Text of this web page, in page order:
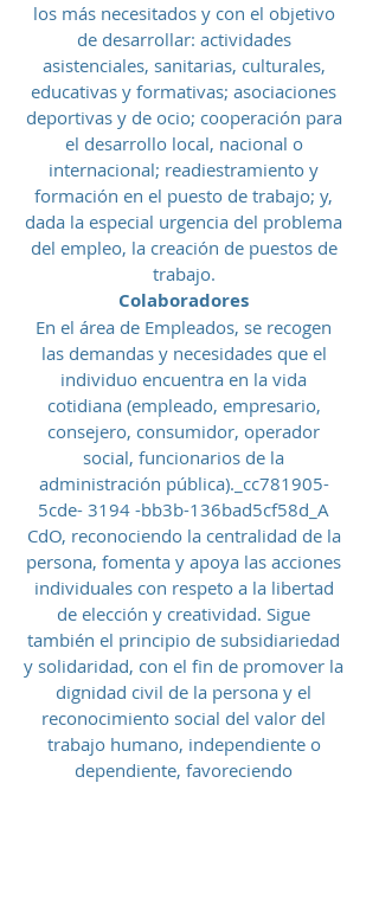
los más necesitados y con el objetivo
de desarrollar: actividades
asistenciales, sanitarias, culturales,
educativas y formativas; asociaciones
deportivas y de ocio; cooperación para
el desarrollo local, nacional o
internacional; readiestramiento y
formación en el puesto de trabajo; y,
dada la especial urgencia del problema
del empleo, la creación de puestos de
trabajo.
Colaboradores
En el área de Empleados, se recogen
las demandas y necesidades que el
individuo encuentra en la vida
cotidiana (empleado, empresario,
consejero, consumidor, operador
social, funcionarios de la
administración pública)._cc781905-
5cde- 3194 -bb3b-136bad5cf58d_A
CdO, reconociendo la centralidad de la
persona, fomenta y apoya las acciones
individuales con respeto a la libertad
de elección y creatividad. Sigue
también el principio de subsidiariedad
y solidaridad, con el fin de promover la
dignidad civil de la persona y el
reconocimiento social del valor del
trabajo humano, independiente o
dependiente, favoreciendo